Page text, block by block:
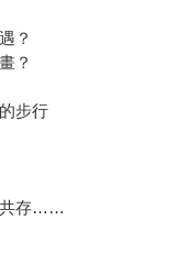
？
？
步行
共存……